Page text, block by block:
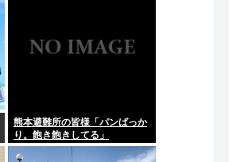
熊本避難所の皆様「パンばっか
り。飽き飽きしてる」